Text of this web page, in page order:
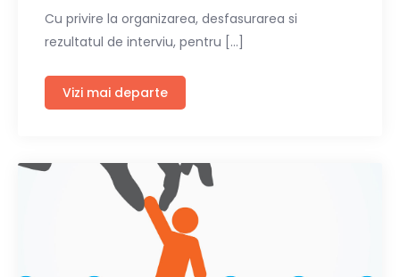
Cu privire la organizarea, desfasurarea si
rezultatul de interviu, pentru […]
Vizi mai departe